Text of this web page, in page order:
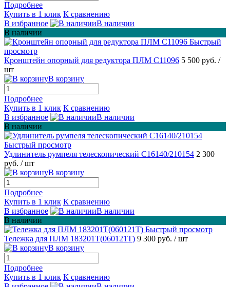
Подробнее
Купить в 1 клик К сравнению
В избранное
В наличии
В наличии
Быстрый
просмотр
Кронштейн опорный для редуктора ПЛМ С11096 5 500 руб. /
шт
В корзину
Подробнее
Купить в 1 клик К сравнению
В избранное
В наличии
В наличии
Быстрый просмотр
Удлинитель румпеля телескопический С16140/210154 2 300
руб. / шт
В корзину
Подробнее
Купить в 1 клик К сравнению
В избранное
В наличии
В наличии
Быстрый просмотр
Тележка для ПЛМ 183201T(060121T) 9 300 руб. / шт
В корзину
Подробнее
Купить в 1 клик К сравнению